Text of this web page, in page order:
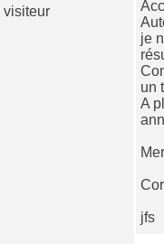
visiteur
je
un
A
jfs